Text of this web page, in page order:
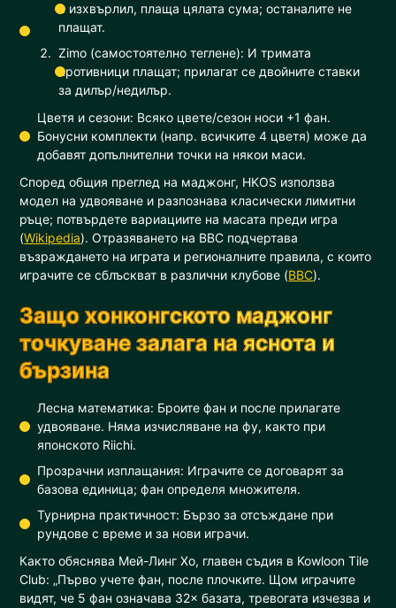
е изхвърлил, плаща цялата сума; останалите не
плащат.
Zimo (самостоятелно теглене): И тримата
противници плащат; прилагат се двойните ставки
за дилър/недилър.
Цветя и сезони: Всяко цвете/сезон носи +1 фан.
Бонусни комплекти (напр. всичките 4 цветя) може да
добавят допълнителни точки на някои маси.
Според общия преглед на маджонг, HKOS използва
модел на удвояване и разпознава класически лимитни
ръце; потвърдете вариациите на масата преди игра
(Wikipedia). Отразяването на BBC подчертава
възраждането на играта и регионалните правила, с които
играчите се сблъскват в различни клубове (BBC).
Защо хонконгското маджонг
точкуване залага на яснота и
бързина
Лесна математика: Броите фан и после прилагате
удвояване. Няма изчисляване на фу, както при
японското Riichi.
Прозрачни изплащания: Играчите се договарят за
базова единица; фан определя множителя.
Турнирна практичност: Бързо за отсъждане при
рундове с време и за нови играчи.
Както обяснява Мей-Линг Хо, главен съдия в Kowloon Tile
Club: „Първо учете фан, после плочките. Щом играчите
видят, че 5 фан означава 32× базата, тревогата изчезва и